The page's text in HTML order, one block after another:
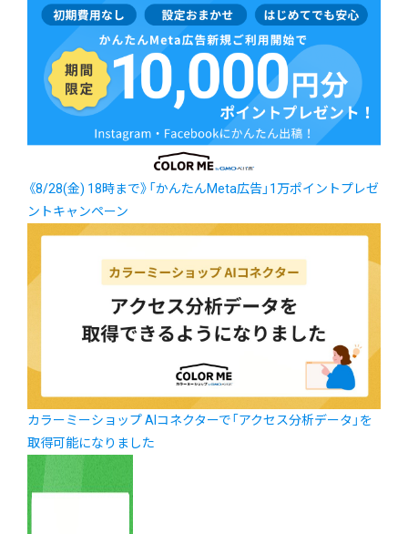
《8/28(金) 18時まで》「かんたんMeta広告」1万ポイントプレゼ
ントキャンペーン
カラーミーショップ AIコネクターで「アクセス分析データ」を
取得可能になりました